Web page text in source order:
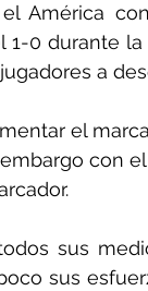
América
1-0 durante
a
el
con
sus
sus